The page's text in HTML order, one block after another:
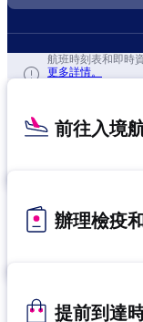
航班時刻表和即時
更多詳情。
前往入境
辦理檢疫
提前到達